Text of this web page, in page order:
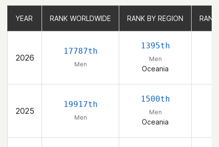
YEAR RANK WORLDWIDE RANK BY REGION
2026
17787th
Men
1395th
Men
Oceania
2025
19917th
Men
1500th
Men
Oceania
YEAR RANK WORLDWIDE RANK BY REGION